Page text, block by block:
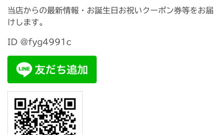
当店からの最新情報・お誕生日お祝いクーポン券等をお届
けします。
ID @fyg4991c